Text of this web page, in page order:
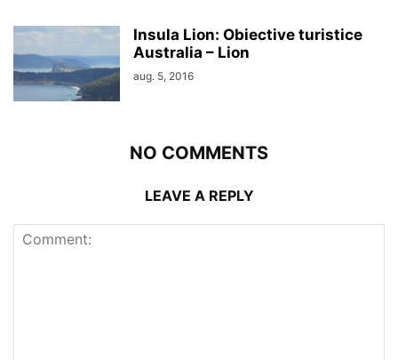
Insula Lion: Obiective turistice
Australia – Lion
aug. 5, 2016
NO COMMENTS
LEAVE A REPLY